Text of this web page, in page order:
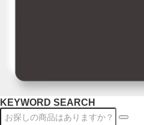
KEYWORD SEARCH